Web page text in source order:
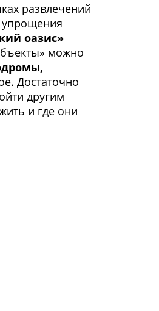
развлечений
упрощения
оазис»
можно
Достаточно
другим
и где они